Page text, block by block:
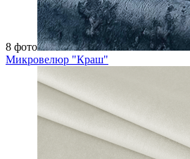
8 фото
Микровелюр "Краш"